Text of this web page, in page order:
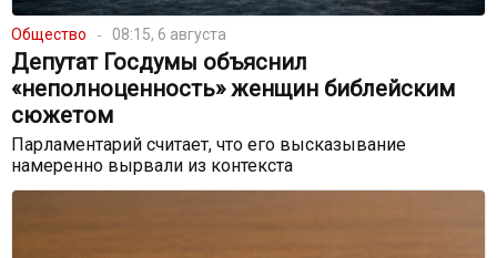
Общество 08:15, 6 августа
Депутат Госдумы объяснил
«неполноценность» женщин библейским
сюжетом
Парламентарий считает, что его высказывание
намеренно вырвали из контекста